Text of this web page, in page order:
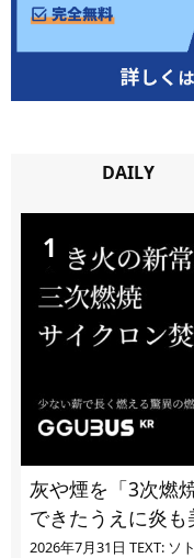
DAILY
灰や煙を「3次燃
できたうえに炎
2026年7月31日 TEXT: ソ